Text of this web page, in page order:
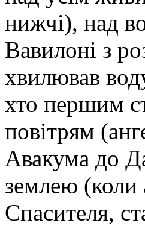
нижчі), над
Вавилоні з
хвилював
хто першим
повітрям
Авакума до
землею (коли
Спасителя,